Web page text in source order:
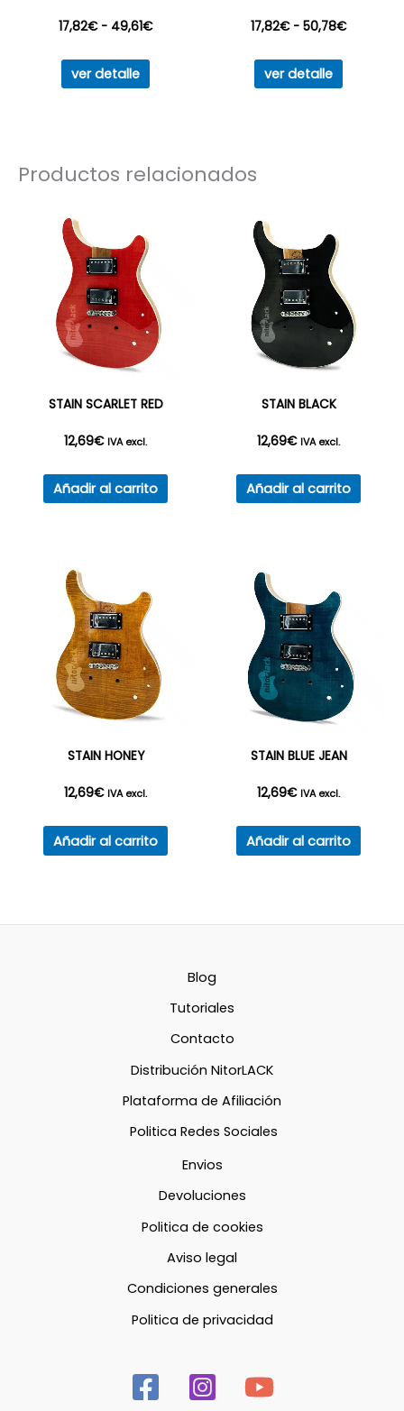
de
17,82€ - 49,61€Rango
17,82€
ver detalle
Este
producto
Las
en
la
página
producto
17,82€ - 50,78€Rango
ver detalle
Este
producto
en
la
página
Productos relacionados
STAIN SCARLET RED
12,69€ IVA excl.
Añadir al carrito
STAIN BLACK
12,69€ IVA excl.
Añadir al carrito
STAIN HONEY
12,69€ IVA excl.
Añadir al carrito
STAIN BLUE JEAN
12,69€ IVA excl.
Añadir al carrito
Blog
Tutoriales
Contacto
Distribución NitorLACK
Plataforma de Afiliación
Politica Redes Sociales
Envios
Devoluciones
Politica de cookies
Aviso legal
Condiciones generales
Politica de privacidad